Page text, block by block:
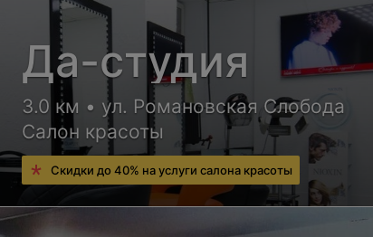
Да-студия
3.0 км • ул. Романовская Слобода
Салон красоты
Скидки до 40% на услуги салона красоты